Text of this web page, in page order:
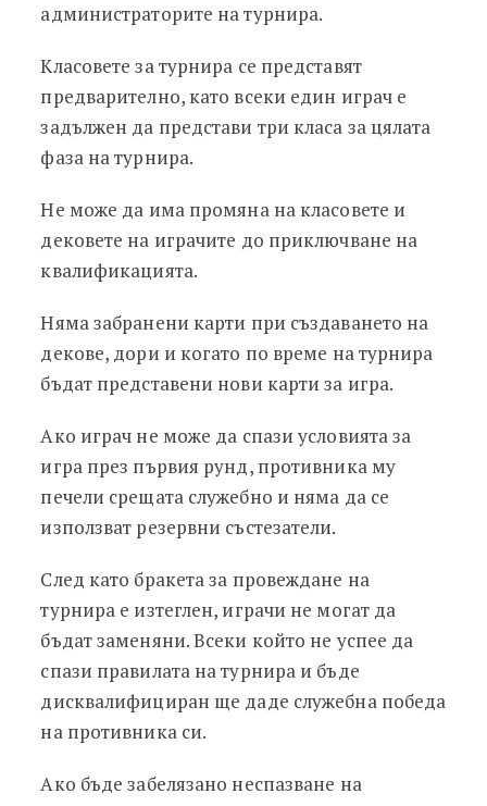
администраторите на турнира.
Класовете за турнира се представят
предварително, като всеки един играч е
задължен да представи три класа за цялата
фаза на турнира.
Не може да има промяна на класовете и
дековете на играчите до приключване на
квалификацията.
Няма забранени карти при създаването на
декове, дори и когато по време на турнира
бъдат представени нови карти за игра.
Ако играч не може да спази условията за
игра през първия рунд, противника му
печели срещата служебно и няма да се
използват резервни състезатели.
След като бракета за провеждане на
турнира е изтеглен, играчи не могат да
бъдат заменяни. Всеки който не успее да
спази правилата на турнира и бъде
дисквалифициран ще даде служебна победа
на противника си.
Ако бъде забелязано неспазване на